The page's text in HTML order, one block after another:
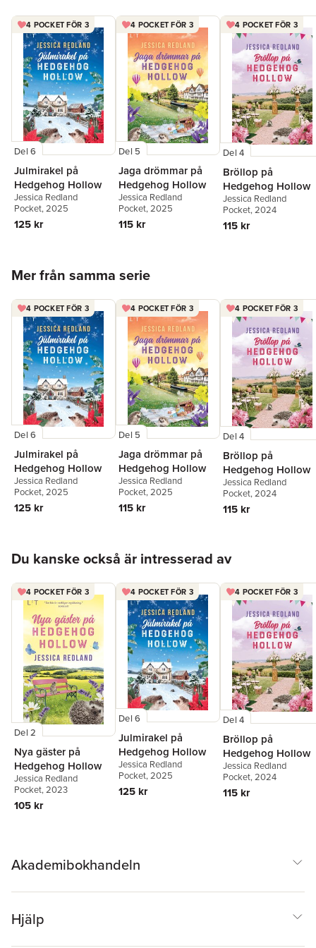
4 POCKET FÖR 3
Del 6
Julmirakel på
Hedgehog Hollow
Jessica Redland
Pocket, 2025
125 kr
4 POCKET FÖR 3
Del 5
Jaga drömmar på
Hedgehog Hollow
Jessica Redland
Pocket, 2025
115 kr
4 POCKET FÖR 3
Del 4
Bröllop på
Hedgehog Hollow
Jessica Redland
Pocket, 2024
115 kr
Mer från samma serie
4 POCKET FÖR 3
Del 6
Julmirakel på
Hedgehog Hollow
Jessica Redland
Pocket, 2025
125 kr
4 POCKET FÖR 3
Del 5
Jaga drömmar på
Hedgehog Hollow
Jessica Redland
Pocket, 2025
115 kr
4 POCKET FÖR 3
Del 4
Bröllop på
Hedgehog Hollow
Jessica Redland
Pocket, 2024
115 kr
Du kanske också är intresserad av
4 POCKET FÖR 3
Del 2
Nya gäster på
Hedgehog Hollow
Jessica Redland
Pocket, 2023
105 kr
4 POCKET FÖR 3
Del 6
Julmirakel på
Hedgehog Hollow
Jessica Redland
Pocket, 2025
125 kr
4 POCKET FÖR 3
Del 4
Bröllop på
Hedgehog Hollow
Jessica Redland
Pocket, 2024
115 kr
Akademibokhandeln
Hjälp